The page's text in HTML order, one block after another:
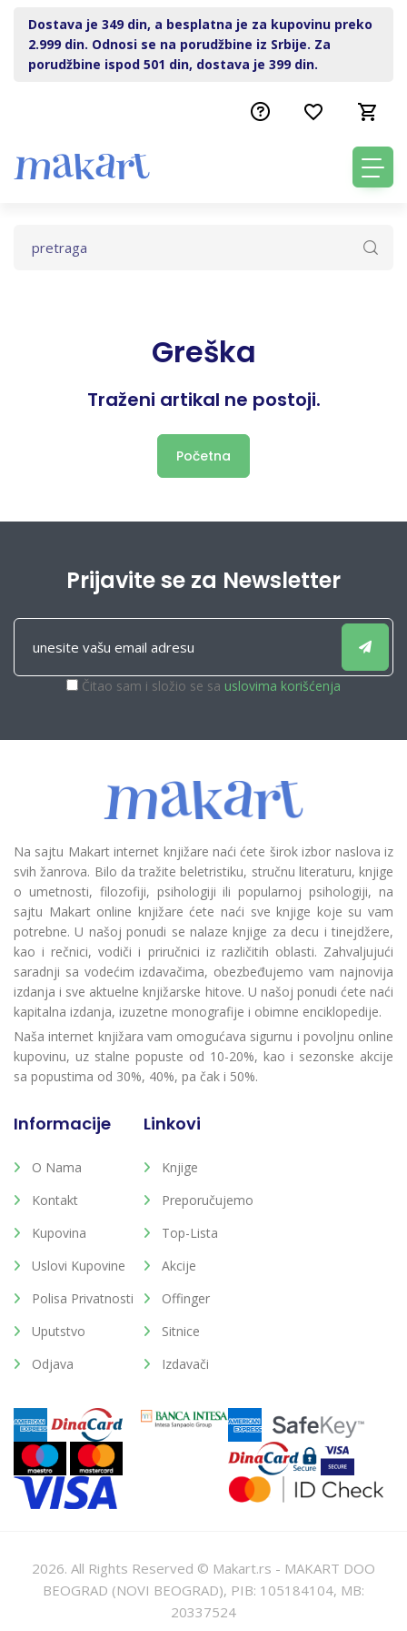
Dostava je 349 din, a besplatna je za kupovinu preko
2.999 din. Odnosi se na porudžbine iz Srbije. Za
porudžbine ispod 501 din, dostava je 399 din.
Greška
Traženi artikal ne postoji.
Početna
Prijavite se za Newsletter
Čitao sam i složio se sa uslovima korišćenja
Na sajtu Makart internet knjižare naći ćete širok izbor naslova iz
svih žanrova. Bilo da tražite beletristiku, stručnu literaturu, knjige
o umetnosti, filozofiji, psihologiji ili popularnoj psihologiji, na
sajtu Makart online knjižare ćete naći sve knjige koje su vam
potrebne. U našoj ponudi se nalaze knjige za decu i tinejdžere,
kao i rečnici, vodiči i priručnici iz različitih oblasti. Zahvaljujući
saradnji sa vodećim izdavačima, obezbeđujemo vam najnovija
izdanja i sve aktuelne knjižarske hitove. U našoj ponudi ćete naći
kapitalna izdanja, izuzetne monografije i obimne enciklopedije.
Naša internet knjižara vam omogućava sigurnu i povoljnu online
kupovinu, uz stalne popuste od 10-20%, kao i sezonske akcije
sa popustima od 30%, 40%, pa čak i 50%.
Informacije
O Nama
Kontakt
Kupovina
Uslovi Kupovine
Polisa Privatnosti
Uputstvo
Odjava
Linkovi
Knjige
Preporučujemo
Top-Lista
Akcije
Offinger
Sitnice
Izdavači
2026. All Rights Reserved © Makart.rs - MAKART DOO
BEOGRAD (NOVI BEOGRAD), PIB: 105184104, MB:
20337524